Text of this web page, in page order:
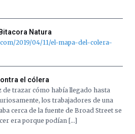
Natura
2019/04/11/el-mapa-del-colera-
el cólera
de trazar cómo había llegado hasta
los trabajadores de una
cerca de la fuente de Broad Street se
era porque podían […]